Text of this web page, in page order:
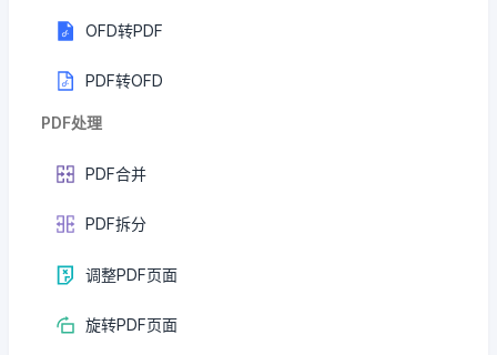
OFD转PDF
PDF转OFD
PDF处理
PDF合并
PDF拆分
调整PDF页面
旋转PDF页面